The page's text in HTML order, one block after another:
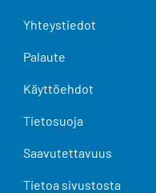
Yhteystiedot
Palaute
Käyttöehdot
Tietosuoja
Saavutettavuus
Tietoa sivustosta